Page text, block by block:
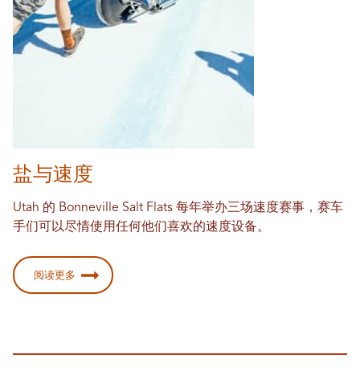
盐与速度
Utah 的 Bonneville Salt Flats 每年举办三场速度赛事，赛车
手们可以尽情使用任何他们喜欢的速度设备。
阅读更多